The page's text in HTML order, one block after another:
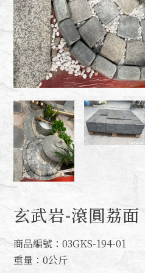
玄武岩-滾圓荔面
商品編號：03GKS-194-01
重量：0公斤